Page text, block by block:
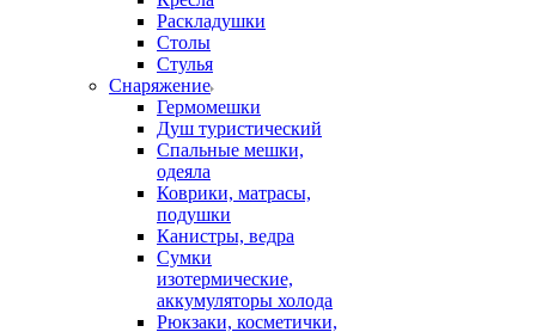
Раскладушки
Столы
Стулья
Снаряжение
Гермомешки
Душ туристический
Спальные мешки,
одеяла
Коврики, матрасы,
подушки
Канистры, ведра
Сумки
изотермические,
аккумуляторы холода
Рюкзаки, косметички,